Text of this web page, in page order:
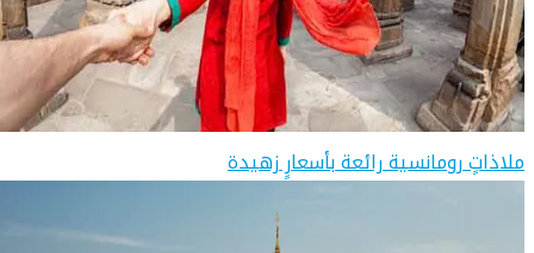
ملاذاتٍ رومانسية رائعة بأسعارٍ زهيدة